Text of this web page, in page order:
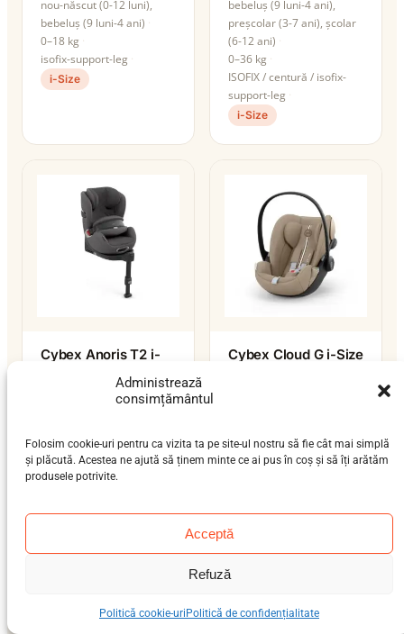
Administrează
consimțământul
Folosim cookie-uri pentru ca vizita ta pe site-ul nostru să fie cât mai simplă
și plăcută. Acestea ne ajută să ținem minte ce ai pus în coș și să îți arătăm
produsele potrivite.
Acceptă
Refuză
Politică cookie-uri Politică de confidențialitate
nou-născut (0-12 luni),
bebeluș (9 luni-4 ani)
0–18 kg
isofix-support-leg
i-Size
bebeluș (9 luni-4 ani),
preșcolar (3-7 ani), școlar
(6-12 ani)
0–36 kg
ISOFIX / centură / isofix-
support-leg
i-Size
Cybex Anoris T2 i-
bebeluș (9 luni-4 ani),
9–21 kg ISOFIX i-Size
Cybex Cloud G i-Size
i-Size